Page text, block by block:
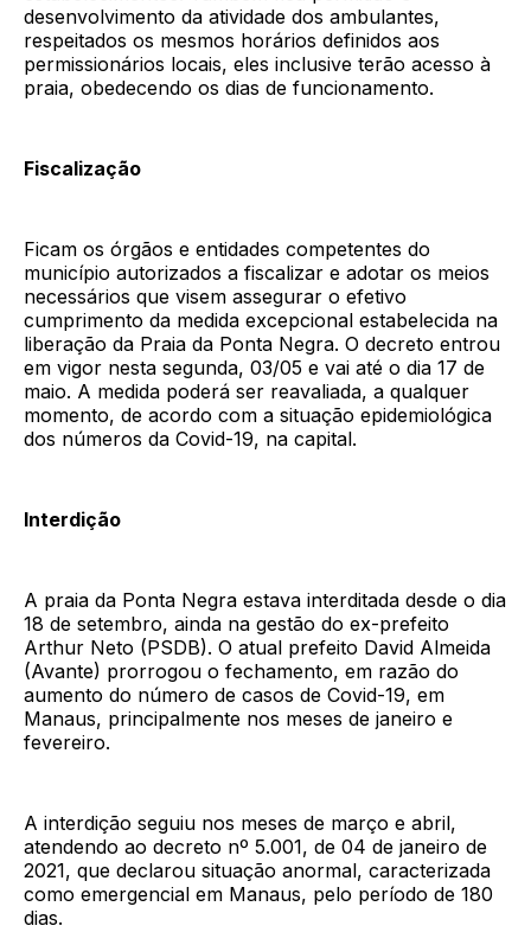
desenvolvimento da atividade dos ambulantes,
respeitados os mesmos horários definidos aos
permissionários locais, eles inclusive terão acesso à
praia, obedecendo os dias de funcionamento.
Fiscalização
Ficam os órgãos e entidades competentes do
município autorizados a fiscalizar e adotar os meios
necessários que visem assegurar o efetivo
cumprimento da medida excepcional estabelecida na
liberação da Praia da Ponta Negra. O decreto entrou
em vigor nesta segunda, 03/05 e vai até o dia 17 de
maio. A medida poderá ser reavaliada, a qualquer
momento, de acordo com a situação epidemiológica
dos números da Covid-19, na capital.
Interdição
A praia da Ponta Negra estava interditada desde o dia
18 de setembro, ainda na gestão do ex-prefeito
Arthur Neto (PSDB). O atual prefeito David Almeida
(Avante) prorrogou o fechamento, em razão do
aumento do número de casos de Covid-19, em
Manaus, principalmente nos meses de janeiro e
fevereiro.
A interdição seguiu nos meses de março e abril,
atendendo ao decreto nº 5.001, de 04 de janeiro de
2021, que declarou situação anormal, caracterizada
como emergencial em Manaus, pelo período de 180
dias.